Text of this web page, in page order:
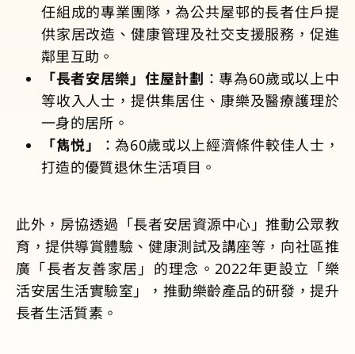
任組成的專業團隊，為公共屋邨的長者住戶提
供家居改造、健康管理及社交支援服務，促進
鄰里互助。
「長者安居樂」住屋計劃 ：專為60歲或以上中
等收入人士，提供集居住、康樂及醫療護理於
一身的居所。
「雋悦」
：為60歲或以上經濟條件較佳人士，
打造的優質退休生活項目。
此外，房協透過「長者安居資源中心」推動公眾教
育，提供導賞體驗、健康測試及講座等，向社區推
廣「長者友善家居」的理念。2022年更設立「樂
活安居生活實驗室」，推動樂齡產品的研發，提升
長者生活質素。